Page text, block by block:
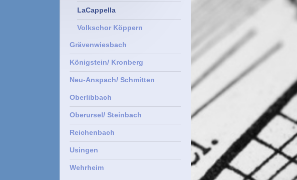
LaCappella
Volkschor Köppern
Grävenwiesbach
Königstein/ Kronberg
Neu-Anspach/ Schmitten
Oberlibbach
Oberursel/ Steinbach
Reichenbach
Usingen
Wehrheim